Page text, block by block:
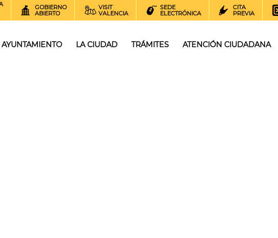
GOBIERNO
ABIERTO
VISIT
VALENCIA
SEDE
ELECTRÓNICA
CITA
PREVIA
AYUNTAMIENTO LA CIUDAD TRÁMITES ATENCIÓN CIUDADANA